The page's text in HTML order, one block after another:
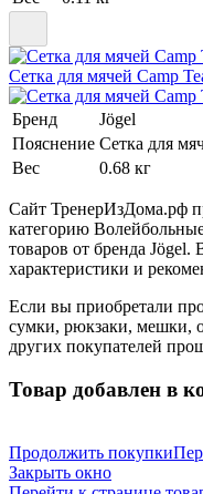
Сетка для мячей Camp
Бренд
Jögel
Пояснение Сетка для
Вес
0.68 кг
Сайт ТренерИзДома.рф
категорию
товаров от бренда Jögel.
характеристики и
Если вы приобретали
сумки, рюкзаки, мешки,
других покупателей
Товар добавлен в
Продолжить покупки
Закрыть окно